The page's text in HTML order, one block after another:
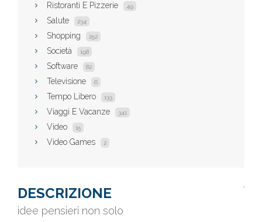
Ristoranti E Pizzerie 49
Salute 234
Shopping 252
Società 198
Software 82
Televisione 6
Tempo Libero 133
Viaggi E Vacanze 341
Video 15
Video Games 2
DESCRIZIONE
idee pensieri non solo